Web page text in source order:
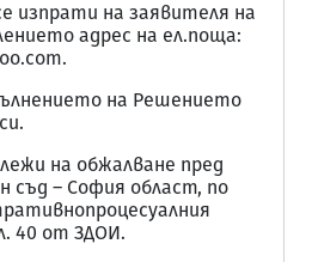
изпрати на заявителя на
адрес на ел.поща:
на Решението
на обжалване пред
съд – София област, по
40 от ЗДОИ.